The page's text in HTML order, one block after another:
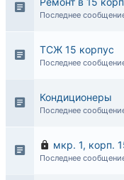
Последнее
ТСЖ 15 корпус
Последнее
Кондиционеры
Последнее
мкр. 1, корп.
Последнее